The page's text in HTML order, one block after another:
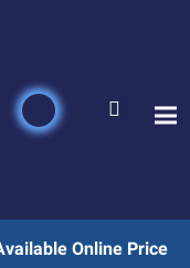
Online Price